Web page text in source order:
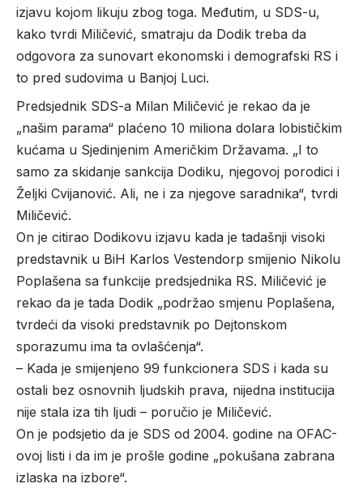
izjavu kojom likuju zbog toga. Međutim, u SDS-u,
kako tvrdi Miličević, smatraju da Dodik treba da
odgovora za sunovart ekonomski i demografski RS i
to pred sudovima u Banjoj Luci.
Predsjednik SDS-a Milan Miličević je rekao da je
„našim parama“ plaćeno 10 miliona dolara lobističkim
kućama u Sjedinjenim Američkim Državama. „I to
samo za skidanje sankcija Dodiku, njegovoj porodici i
Željki Cvijanović. Ali, ne i za njegove saradnika“, tvrdi
Miličević.
On je citirao Dodikovu izjavu kada je tadašnji visoki
predstavnik u BiH Karlos Vestendorp smijenio Nikolu
Poplašena sa funkcije predsjednika RS. Miličević je
rekao da je tada Dodik „podržao smjenu Poplašena,
tvrdeći da visoki predstavnik po Dejtonskom
sporazumu ima ta ovlašćenja“.
– Kada je smijenjeno 99 funkcionera SDS i kada su
ostali bez osnovnih ljudskih prava, nijedna institucija
nije stala iza tih ljudi – poručio je Miličević.
On je podsjetio da je SDS od 2004. godine na OFAC-
ovoj listi i da im je prošle godine „pokušana zabrana
izlaska na izbore“.